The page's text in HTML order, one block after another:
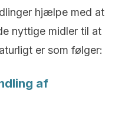
hjælpe med at
nyttige midler til at
er som følger:
af